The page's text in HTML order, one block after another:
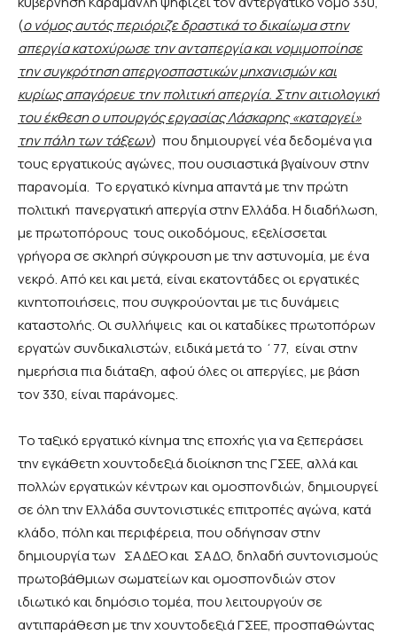
(ο νόμος αυτός περιόριζε δραστικά το δικαίωμα στην
απεργία κατοχύρωσε την ανταπεργία και νομιμοποίησε
την συγκρότηση απεργοσπαστικών μηχανισμών και
κυρίως απαγόρευε την πολιτική απεργία. Στην αιτιολογική
του έκθεση ο υπουργός εργασίας Λάσκαρης «καταργεί»
την πάλη των τάξεων) που δημιουργεί νέα δεδομένα για
τους εργατικούς αγώνες, που ουσιαστικά βγαίνουν στην
παρανομία. Το εργατικό κίνημα απαντά με την πρώτη
πολιτική πανεργατική απεργία στην Ελλάδα. Η διαδήλωση,
με πρωτοπόρους τους οικοδόμους, εξελίσσεται
γρήγορα σε σκληρή σύγκρουση με την αστυνομία, με ένα
νεκρό. Από κει και μετά, είναι εκατοντάδες οι εργατικές
κινητοποιήσεις, που συγκρούονται με τις δυνάμεις
καταστολής. Οι συλλήψεις και οι καταδίκες πρωτοπόρων
εργατών συνδικαλιστών, ειδικά μετά το ΄77, είναι στην
ημερήσια πια διάταξη, αφού όλες οι απεργίες, με βάση
τον 330, είναι παράνομες.
Το ταξικό εργατικό κίνημα της εποχής για να ξεπεράσει
την εγκάθετη χουντοδεξιά διοίκηση της ΓΣΕΕ, αλλά και
πολλών εργατικών κέντρων και ομοσπονδιών, δημιουργεί
σε όλη την Ελλάδα συντονιστικές επιτροπές αγώνα, κατά
κλάδο, πόλη και περιφέρεια, που οδήγησαν στην
δημιουργία των ΣΑΔΕΟ και ΣΑΔΟ, δηλαδή συντονισμούς
πρωτοβάθμιων σωματείων και ομοσπονδιών στον
ιδιωτικό και δημόσιο τομέα, που λειτουργούν σε
αντιπαράθεση με την χουντοδεξιά ΓΣΕΕ, προσπαθώντας